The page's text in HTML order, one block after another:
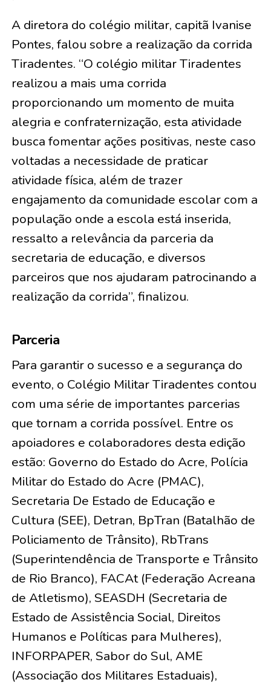
A diretora do colégio militar, capitã Ivanise
Pontes, falou sobre a realização da corrida
Tiradentes. “O colégio militar Tiradentes
realizou a mais uma corrida
proporcionando um momento de muita
alegria e confraternização, esta atividade
busca fomentar ações positivas, neste caso
voltadas a necessidade de praticar
atividade física, além de trazer
engajamento da comunidade escolar com a
população onde a escola está inserida,
ressalto a relevância da parceria da
secretaria de educação, e diversos
parceiros que nos ajudaram patrocinando a
realização da corrida”, finalizou.
Parceria
Para garantir o sucesso e a segurança do
evento, o Colégio Militar Tiradentes contou
com uma série de importantes parcerias
que tornam a corrida possível. Entre os
apoiadores e colaboradores desta edição
estão: Governo do Estado do Acre, Polícia
Militar do Estado do Acre (PMAC),
Secretaria De Estado de Educação e
Cultura (SEE), Detran, BpTran (Batalhão de
Policiamento de Trânsito), RbTrans
(Superintendência de Transporte e Trânsito
de Rio Branco), FACAt (Federação Acreana
de Atletismo), SEASDH (Secretaria de
Estado de Assistência Social, Direitos
Humanos e Políticas para Mulheres),
INFORPAPER, Sabor do Sul, AME
(Associação dos Militares Estaduais),